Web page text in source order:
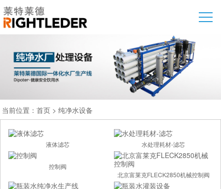
当前位置：首页 >纯净水设备
液体滤芯 水处理耗材-滤芯
控制阀
北京富莱克FLECK2850机械控制阀